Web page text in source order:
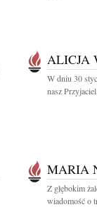
ALICJA
W dniu 30
nasz
MARIA
Z głębokim
wiadomość o